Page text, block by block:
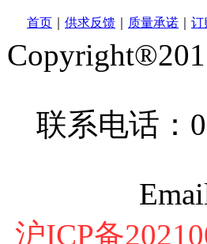
首页 供求反馈 质量承诺 订
联系电话：
沪ICP备